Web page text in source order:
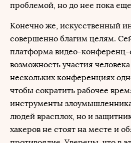
проблемой, но до нее пока
Конечно же, искусственный
совершенно благим целям.
платформа видео-конференц-
возможность участия
нескольких конференциях
чтобы сократить рабочее
инструменты
людей врасплох, но и
хакеров не стоят на месте и